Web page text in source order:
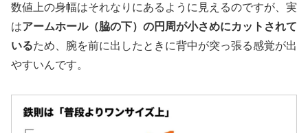
数値上の身幅はそれなりにあるように見えるのですが、実
はアームホール（脇の下）の円周が小さめにカットされて
いるため、腕を前に出したときに背中が突っ張る感覚が出
やすいんです。